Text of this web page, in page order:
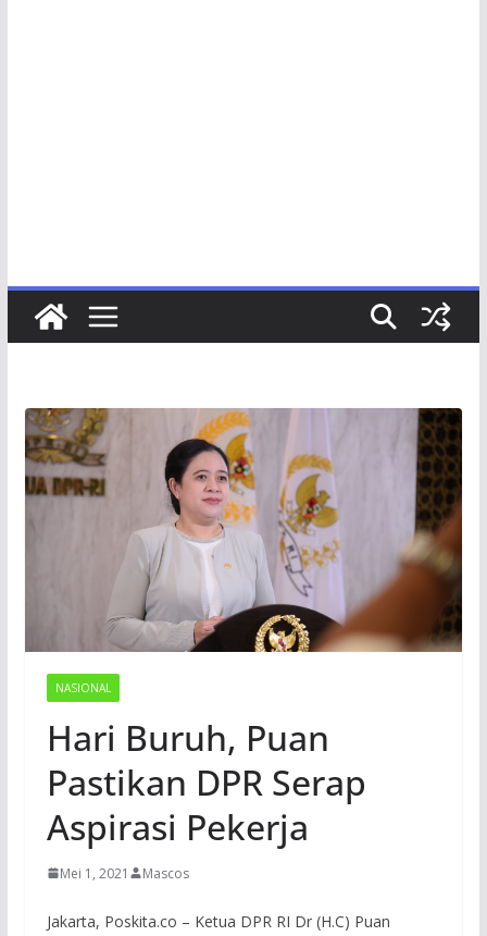
NASIONAL
Hari Buruh, Puan
Pastikan DPR Serap
Aspirasi Pekerja
Mei 1, 2021 Mascos
Jakarta, Poskita.co – Ketua DPR RI Dr (H.C) Puan